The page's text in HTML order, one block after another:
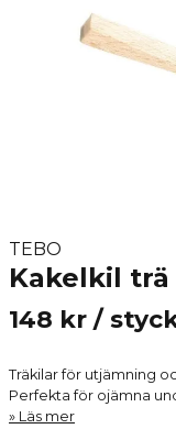
TEBO
Kakelkil trä
148 kr /
Träkilar för utjämning
Perfekta för ojämna
Läs mer